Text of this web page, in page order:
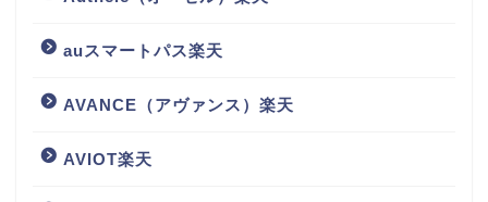
auスマートパス楽天
AVANCE（アヴァンス）楽天
AVIOT楽天